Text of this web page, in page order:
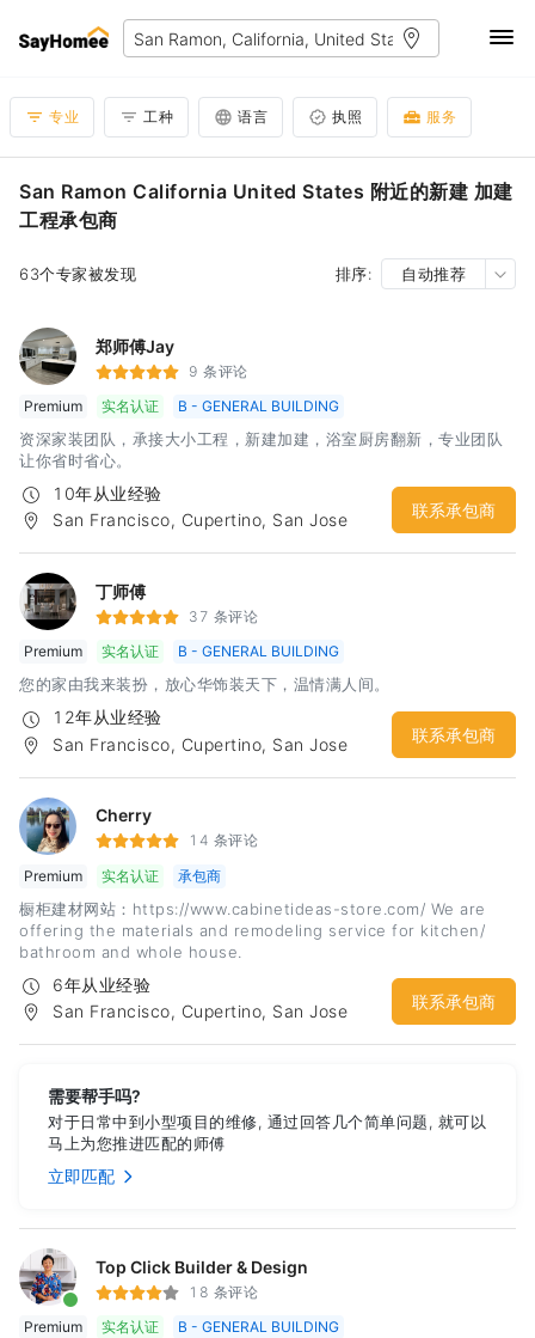
专业 工种 语言 执照 服务
San Ramon California United States 附近的新建 加建
工程承包商
63个专家被发现 排序: 自动推荐
郑师傅Jay
9 条评论
Premium
实名认证 B - GENERAL BUILDING
资深家装团队，承接大小工程，新建加建，浴室厨房翻新，专业团队
让你省时省心。
10年从业经验
San Francisco, Cupertino, San Jose
联系承包商
丁师傅
37 条评论
Premium
实名认证 B - GENERAL BUILDING
您的家由我来装扮，放心华饰装天下，温情满人间。
12年从业经验
San Francisco, Cupertino, San Jose
联系承包商
Cherry
14 条评论
Premium
实名认证 承包商
橱柜建材网站：https://www.cabinetideas-store.com/ We are
offering the materials and remodeling service for kitchen/
bathroom and whole house.
6年从业经验
San Francisco, Cupertino, San Jose
联系承包商
需要帮手吗?
对于日常中到小型项目的维修, 通过回答几个简单问题, 就可以
马上为您推进匹配的师傅
立即匹配
Top Click Builder & Design
18 条评论
Premium
实名认证 B - GENERAL BUILDING